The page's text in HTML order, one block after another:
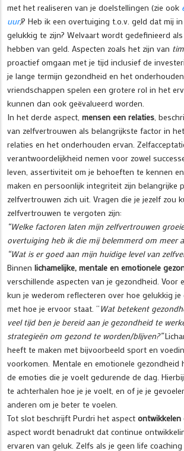
met het realiseren van je doelstellingen (zie ook
uur)? Heb ik een overtuiging t.o.v. geld dat mij
gelukkig te zijn? Welvaart wordt gedefinieerd
hebben van geld. Aspecten zoals het zijn van
proactief omgaan met je tijd inclusief de
je lange termijn gezondheid en het
vriendschappen spelen een grotere rol in het
kunnen dan ook geëvalueerd worden.
In het derde aspect, mensen een relaties ,
van zelfvertrouwen als belangrijkste factor in
relaties en het onderhouden ervan.
verantwoordelijkheid nemen voor zowel
leven, assertiviteit om je behoeften te kennen
maken en persoonlijk integriteit zijn belangrijke
zelfvertrouwen zich uit. Vragen die je jezelf zou
zelfvertrouwen te vergoten zijn:
“Welke factoren laten mijn zelfvertrouwen
overtuiging heb ik die mij belemmerd om meer
“Wat is er goed aan mijn huidige level van
Binnen lichamelijke, mentale en emotionele
verschillende aspecten van je gezondheid. Voor
kun je wederom reflecteren over hoe gelukkig
met hoe je ervoor staat. “Wat betekent
veel tijd ben je bereid aan je gezondheid te
strategieën om gezond te worden/blijven?”
heeft te maken met bijvoorbeeld sport en
voorkomen. Mentale en emotionele gezondheid
de emoties die je voelt gedurende de dag.
te achterhalen hoe je je voelt, en of je je
anderen om je beter te voelen.
Tot slot beschrijft Purdri het aspect ontwikkelen
aspect wordt benadrukt dat continue
ervaren van geluk. Zelfs als je geen life